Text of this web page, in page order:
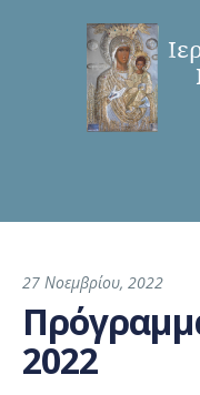
27 Νοεμβρίου, 2022
2022